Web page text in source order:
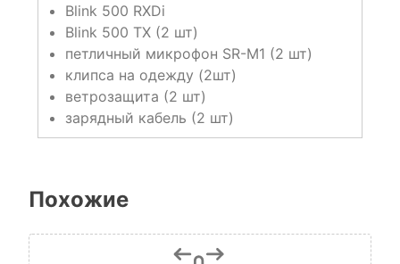
Blink 500 RXDi
Blink 500 TX (2 шт)
петличный микрофон SR-M1 (2 шт)
клипса на одежду (2шт)
ветрозащита (2 шт)
зарядный кабель (2 шт)
Похожие